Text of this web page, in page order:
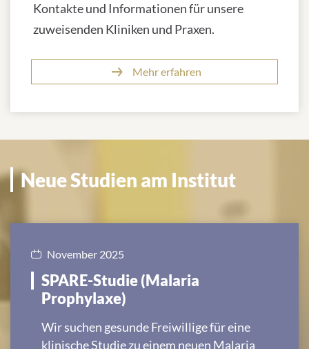
Kontakte und Informationen für unsere
zuweisenden Kliniken und Praxen.
Mehr erfahren
Neue Studien am Institut
November 2025
SPARE-Studie (Malaria
Prophylaxe)
Wir suchen gesunde Freiwillige für eine
klinische Studie zu einem neuen Malaria